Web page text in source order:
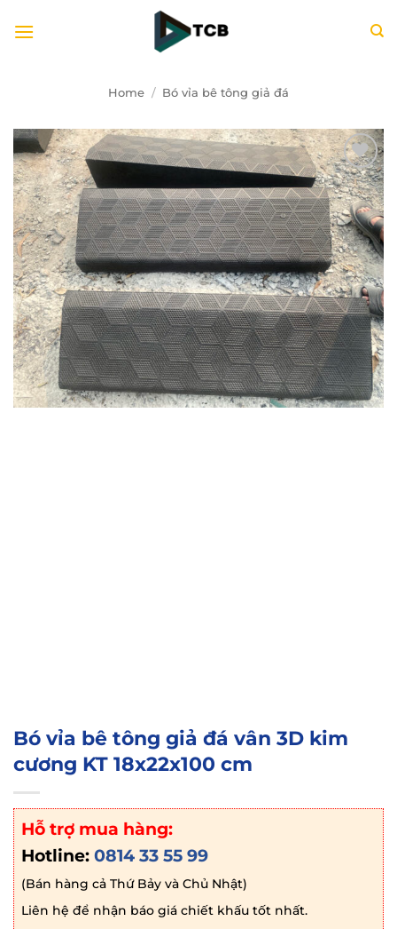
qua
Home / Bó vỉa bê tông giả đá
Add to
wishlist
Bó vỉa bê tông giả đá vân 3D kim
cương KT 18x22x100 cm
Hỗ trợ mua hàng:
Hotline: 0814 33 55 99
(Bán hàng cả Thứ Bảy và Chủ Nhật)
Liên hệ để nhận báo giá chiết khấu tốt nhất.